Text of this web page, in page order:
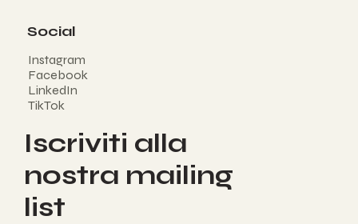
Social
Instagram
Facebook
LinkedIn
TikTok
Iscriviti alla
nostra mailing
list